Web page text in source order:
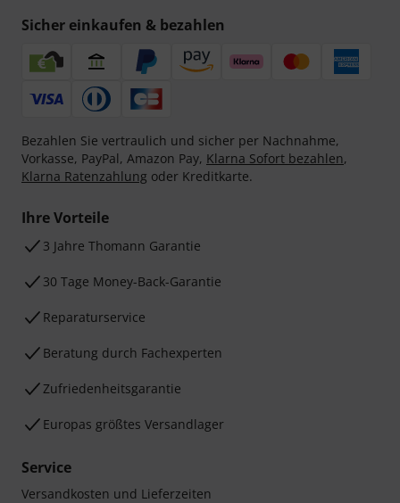
Sicher einkaufen & bezahlen
Bezahlen Sie vertraulich und sicher per Nachnahme,
Vorkasse, PayPal, Amazon Pay, Klarna Sofort bezahlen,
Klarna Ratenzahlung oder Kreditkarte.
Ihre Vorteile
3 Jahre Thomann Garantie
30 Tage Money-Back-Garantie
Reparaturservice
Beratung durch Fachexperten
Zufriedenheitsgarantie
Europas größtes Versandlager
Service
Versandkosten und Lieferzeiten